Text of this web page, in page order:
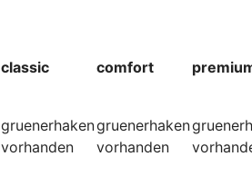
classic comfort
gruenerhaken
vorhanden
gruenerhaken
vorhanden